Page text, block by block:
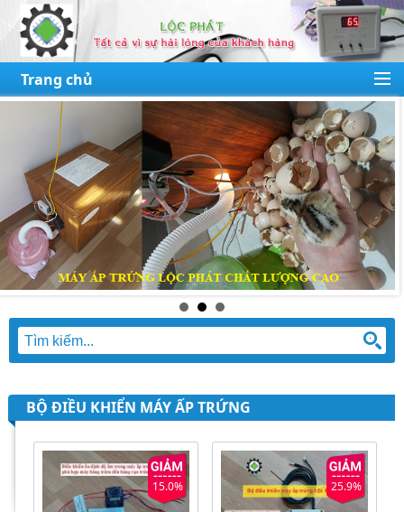
Trang chủ
BỘ ĐIỀU KHIỂN MÁY ẤP TRỨNG
15.0% 25.9%